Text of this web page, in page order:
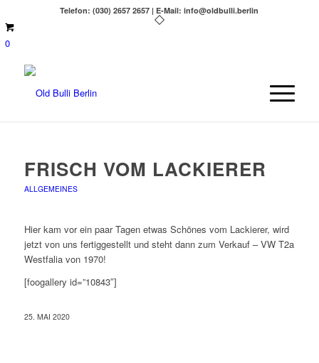
Telefon: (030) 2657 2657 | E-Mail: info@oldbulli.berlin
0
FRISCH VOM LACKIERER
ALLGEMEINES
Hier kam vor ein paar Tagen etwas Schönes vom Lackierer, wird
jetzt von uns fertiggestellt und steht dann zum Verkauf – VW T2a
Westfalia von 1970!
[foogallery id=”10843″]
25. MAI 2020